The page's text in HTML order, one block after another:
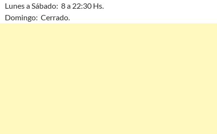
Lunes a Sábado: 8 a 22:30 Hs.
Domingo: Cerrado.